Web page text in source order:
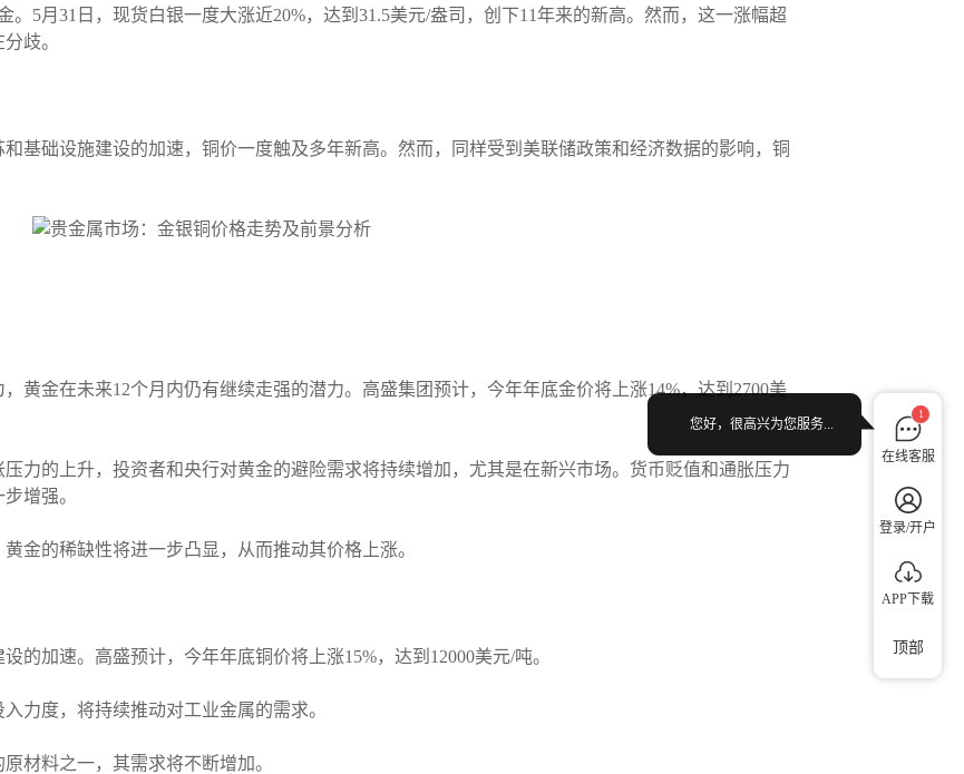
5月31日，现货白银一度大涨近20%，达到31.5美元/盎司，创下11年来的新高。然而，这一涨幅超
歧。
基础设施建设的加速，铜价一度触及多年新高。然而，同样受到美联储政策和经济数据的影响，铜
黄金在未来12个月内仍有继续走强的潜力。高盛集团预计，今年年底金价将上涨14%，达到2700美
力的上升，投资者和央行对黄金的避险需求将持续增加，尤其是在新兴市场。货币贬值和通胀压力
增强。
金的稀缺性将进一步凸显，从而推动其价格上涨。
的加速。高盛预计，今年年底铜价将上涨15%，达到12000美元/吨。
力度，将持续推动对工业金属的需求。
材料之一，其需求将不断增加。
1
在线客服
登录/开户
APP下载
您好，很高兴为您服务...
顶部